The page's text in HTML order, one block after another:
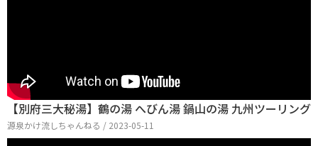
【別府三大秘湯】鶴の湯 へびん湯 鍋山の湯 九州ツーリング
源泉かけ流しちゃんねる / 2023-05-11